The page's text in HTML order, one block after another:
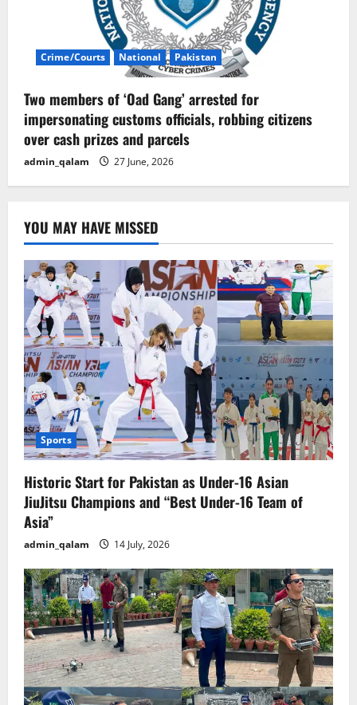
Crime/Courts National Pakistan
Two members of ‘Oad Gang’ arrested for
impersonating customs officials, robbing citizens
over cash prizes and parcels
admin_qalam 27 June, 2026
YOU MAY HAVE MISSED
Sports
Historic Start for Pakistan as Under-16 Asian
JiuJitsu Champions and “Best Under-16 Team of
Asia”
admin_qalam 14 July, 2026